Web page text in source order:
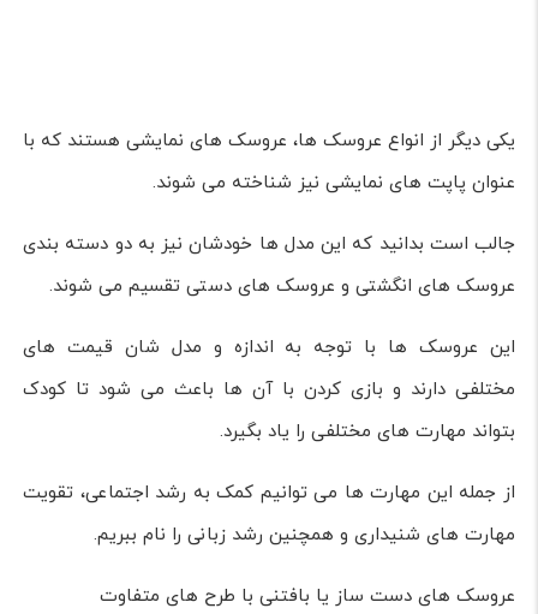
یکی دیگر از انواع عروسک ها، عروسک های نمایشی هستند که با
عنوان پاپت های نمایشی نیز شناخته می شوند.
جالب است بدانید که این مدل ها خودشان نیز به دو دسته بندی
عروسک های انگشتی و عروسک های دستی تقسیم می شوند.